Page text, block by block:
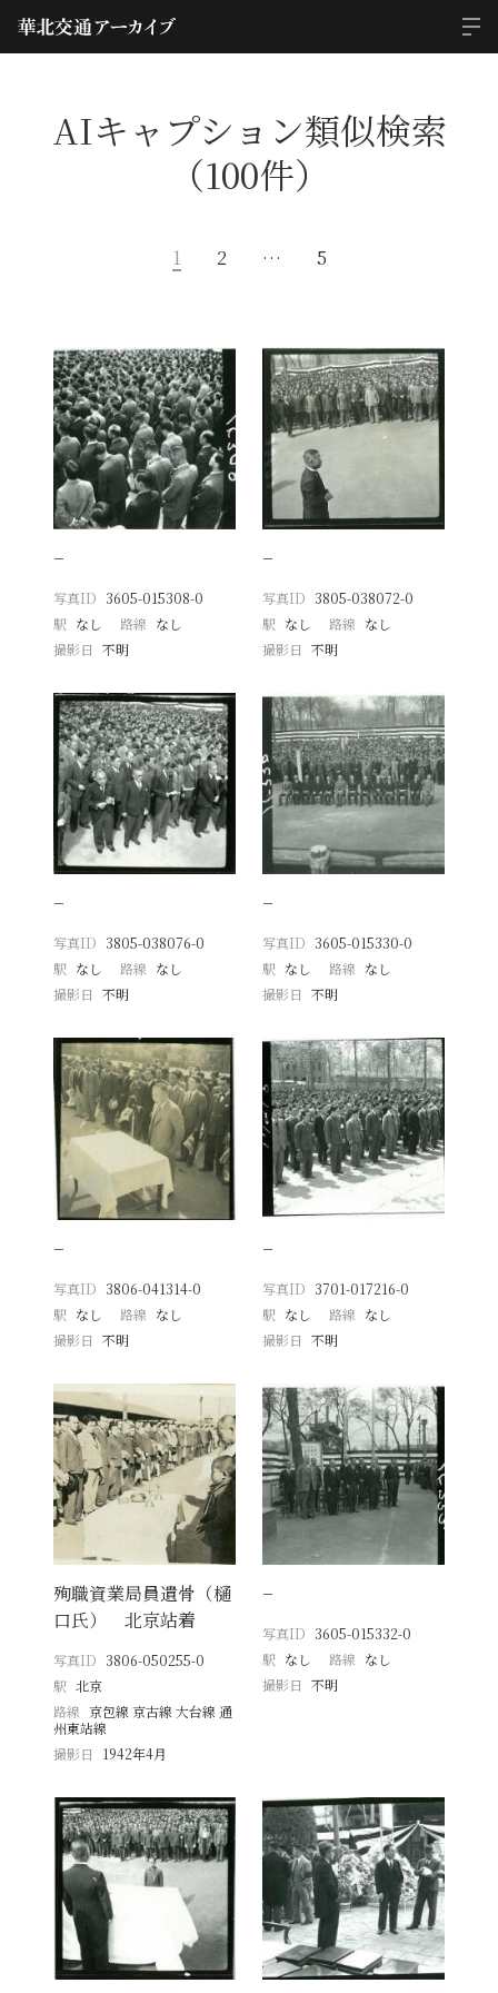
AIキャプション類似検索
（100件）
1 2 … 5
−
写真ID 3605-015308-0
駅 なし 路線 なし
撮影日
不明
−
写真ID 3805-038072-0
駅 なし 路線 なし
撮影日 不明
−
写真ID 3805-038076-0
駅 なし 路線 なし
撮影日
不明
−
写真ID 3605-015330-0
駅 なし 路線 なし
撮影日 不明
−
写真ID 3806-041314-0
駅 なし 路線 なし
撮影日
不明
−
写真ID 3701-017216-0
駅 なし 路線 なし
撮影日 不明
殉職資業局員遺骨（樋
口氏） 北京站着
写真ID 3806-050255-0
駅 北京
路線 京包線 京古線 大台線 通
州東站線
撮影日
1942年4月
−
写真ID 3605-015332-0
駅 なし 路線 なし
撮影日 不明